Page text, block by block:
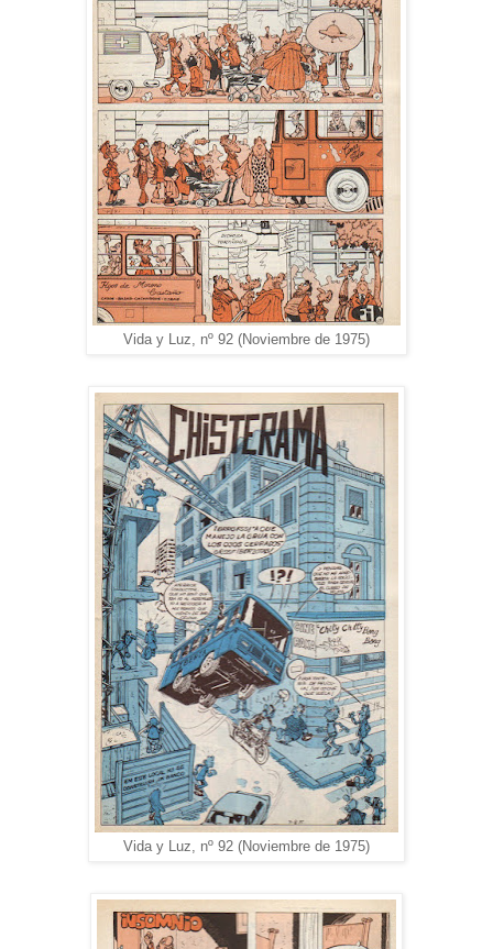
Vida y Luz, nº 92 (Noviembre de 1975)
Vida y Luz, nº 92 (Noviembre de 1975)